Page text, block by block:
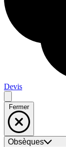
Devis
Fermer
Obsèques